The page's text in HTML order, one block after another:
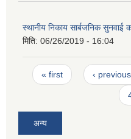
स्थानीय निकाय सार्बजनिक सुनवाई
मिति: 06/26/2019 - 16:04
Pages
« first ‹ previous
अन्य